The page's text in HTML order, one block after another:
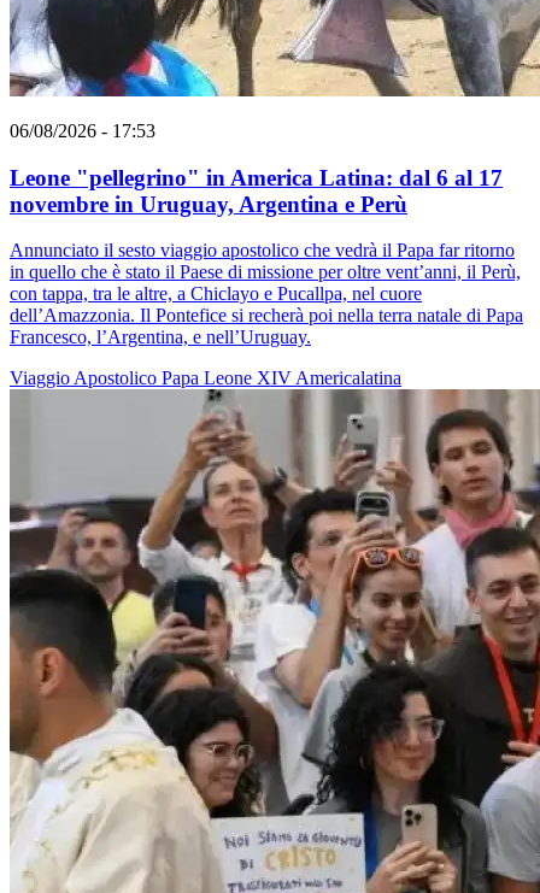
06/08/2026 - 17:53
Leone "pellegrino" in America Latina: dal 6 al 17
novembre in Uruguay, Argentina e Perù
Annunciato il sesto viaggio apostolico che vedrà il Papa far ritorno
in quello che è stato il Paese di missione per oltre vent’anni, il Perù,
con tappa, tra le altre, a Chiclayo e Pucallpa, nel cuore
dell’Amazzonia. Il Pontefice si recherà poi nella terra natale di Papa
Francesco, l’Argentina, e nell’Uruguay.
Viaggio Apostolico Papa Leone XIV Americalatina